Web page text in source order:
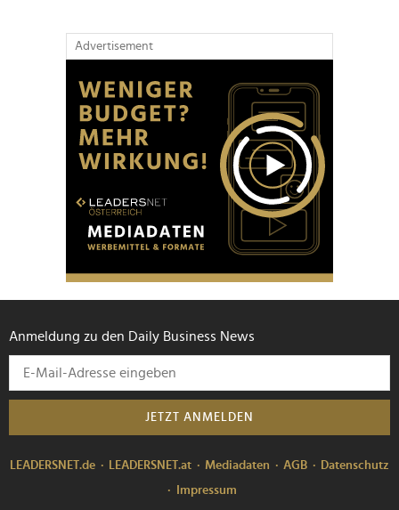
Advertisement
Anmeldung zu den Daily Business News
JETZT ANMELDEN
LEADERSNET.de LEADERSNET.at Mediadaten AGB
Datenschutz
Impressum